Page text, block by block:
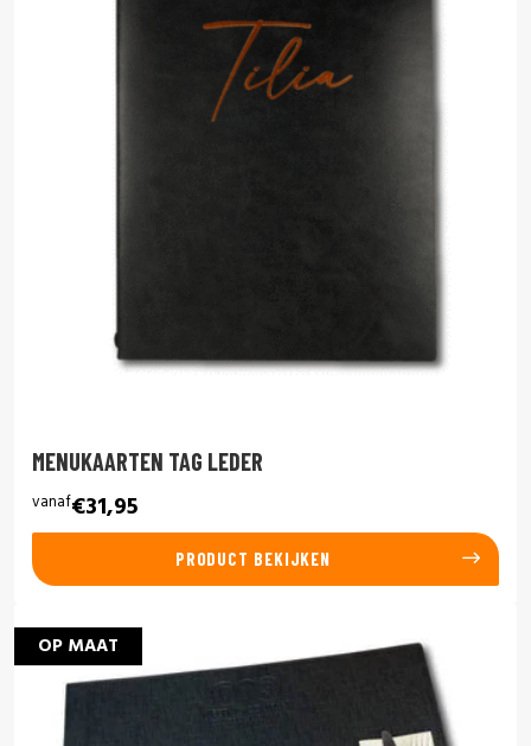
MENUKAARTEN TAG LEDER
vanaf€31,95
PRODUCT BEKIJKEN
OP MAAT